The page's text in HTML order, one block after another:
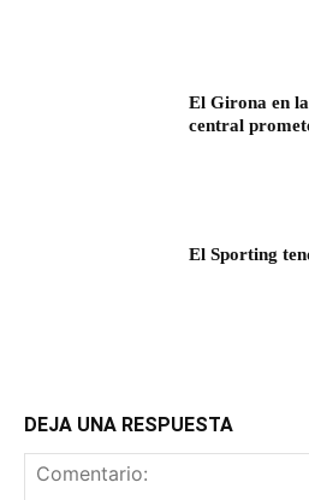
El Girona en
central
El Sporting
DEJA UNA RESPUESTA